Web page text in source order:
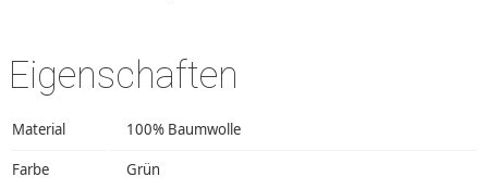
Eigenschaften
Material 100% Baumwolle
Farbe Grün